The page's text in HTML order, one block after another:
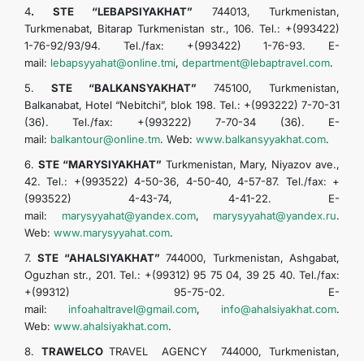
4. STE “LEBAPSIYAKHAT” 744013, Turkmenistan,
Turkmenabat, Bitarap Turkmenistan str., 106. Tel.: +(993422)
1-76-92/93/94. Tel./fax: +(993422) 1-76-93. E-
mail: lebapsyyahat@online.tmi, department@lebaptravel.com.
5. STE “BALKANSYAKHAT” 745100, Turkmenistan,
Balkanabat, Hotel “Nebitchi”, blok 198. Tel.: +(993222) 7-70-31
(36). Tel./fax: +(993222) 7-70-34 (36). E-
mail: balkantour@online.tm. Web: www.balkansyyakhat.com.
6. STE “MARYSIYAKHAT” Turkmenistan, Mary, Niyazov ave.,
42. Tel.: +(993522) 4-50-36, 4-50-40, 4-57-87. Tel./fax: +
(993522) 4-43-74, 4-41-22. E-
mail: marysyyahat@yandex.com, marysyyahat@yandex.ru.
Web: www.marysyyahat.com.
7.STE “AHALSIYAKHAT” 744000, Turkmenistan, Ashgabat,
Oguzhan str., 201. Tel.: +(99312) 95 75 04, 39 25 40. Tel./fax:
+(99312) 95-75-02. E-
mail: infoahaltravel@gmaiI.com, info@ahalsiyakhat.com.
Web: www.ahalsiyakhat.com.
8. TRAWELCOTRAVEL AGENCY 744000, Turkmenistan,